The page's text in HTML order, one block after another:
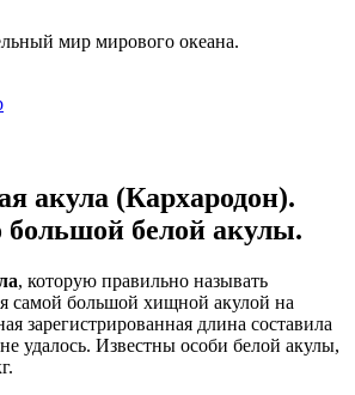
мир мирового океана.
акула (Кархародон).
большой белой акулы.
, которую правильно называть
самой большой хищной акулой на
зарегистрированная длина составила
удалось. Известны особи белой акулы,